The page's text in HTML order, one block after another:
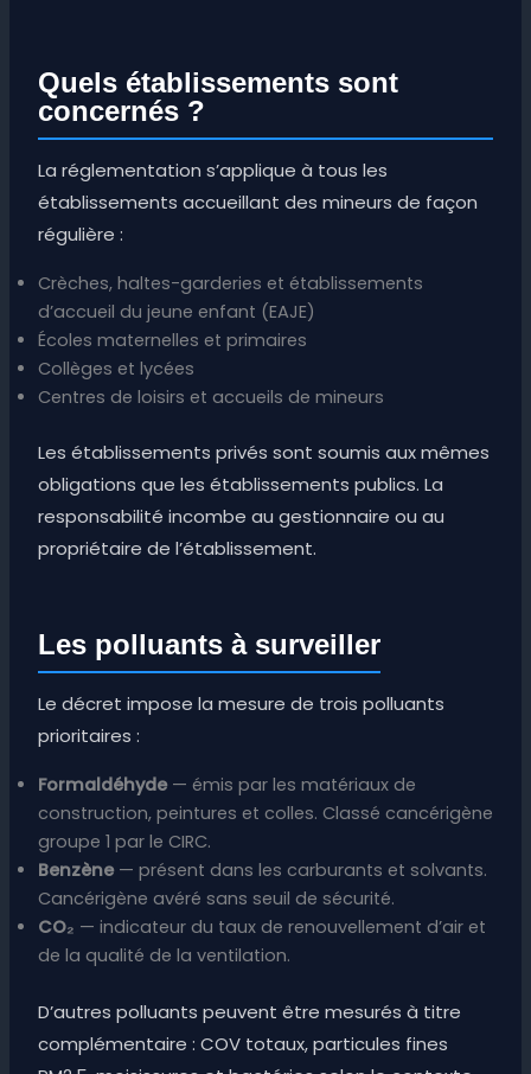
Quels établissements sont
concernés ?
La réglementation s’applique à tous les
établissements accueillant des mineurs de façon
régulière :
Crèches, haltes-garderies et établissements
d’accueil du jeune enfant (EAJE)
Écoles maternelles et primaires
Collèges et lycées
Centres de loisirs et accueils de mineurs
Les établissements privés sont soumis aux mêmes
obligations que les établissements publics. La
responsabilité incombe au gestionnaire ou au
propriétaire de l’établissement.
Les polluants à surveiller
Le décret impose la mesure de trois polluants
prioritaires :
Formaldéhyde— émis par les matériaux de
construction, peintures et colles. Classé cancérigène
groupe 1 par le CIRC.
Benzène— présent dans les carburants et solvants.
Cancérigène avéré sans seuil de sécurité.
CO₂ — indicateur du taux de renouvellement d’air et
de la qualité de la ventilation.
D’autres polluants peuvent être mesurés à titre
complémentaire : COV totaux, particules fines